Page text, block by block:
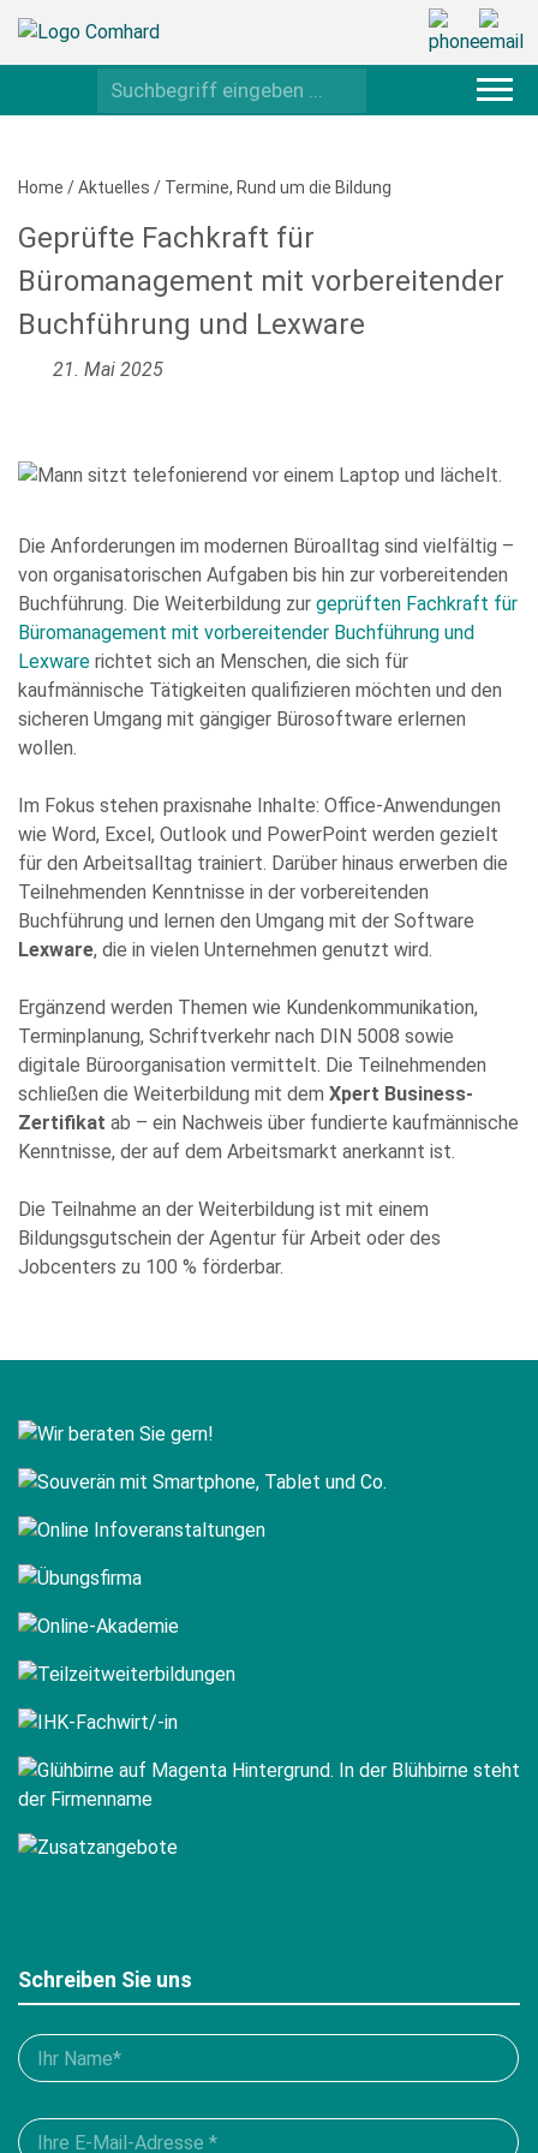
Home /Aktuelles / Termine, Rund um die Bildung
Geprüfte Fachkraft für
Büromanagement mit vorbereitender
Buchführung und Lexware
21. Mai 2025
Die Anforderungen im modernen Büroalltag sind vielfältig –
von organisatorischen Aufgaben bis hin zur vorbereitenden
Buchführung. Die Weiterbildung zur geprüften Fachkraft für
Büromanagement mit vorbereitender Buchführung und
Lexware richtet sich an Menschen, die sich für
kaufmännische Tätigkeiten qualifizieren möchten und den
sicheren Umgang mit gängiger Bürosoftware erlernen
wollen.
Im Fokus stehen praxisnahe Inhalte: Office-Anwendungen
wie Word, Excel, Outlook und PowerPoint werden gezielt
für den Arbeitsalltag trainiert. Darüber hinaus erwerben die
Teilnehmenden Kenntnisse in der vorbereitenden
Buchführung und lernen den Umgang mit der Software
Lexware, die in vielen Unternehmen genutzt wird.
Ergänzend werden Themen wie Kundenkommunikation,
Terminplanung, Schriftverkehr nach DIN 5008 sowie
digitale Büroorganisation vermittelt. Die Teilnehmenden
schließen die Weiterbildung mit dem Xpert Business-
Zertifikat ab – ein Nachweis über fundierte kaufmännische
Kenntnisse, der auf dem Arbeitsmarkt anerkannt ist.
Die Teilnahme an der Weiterbildung ist mit einem
Bildungsgutschein der Agentur für Arbeit oder des
Jobcenters zu 100 % förderbar.
Schreiben Sie uns
Bitte
Sie
Please
Bitte
füllen
Sie
alle
Pflichtfelder
aus.
Please
leave
this
empty.
Die Datenschutzerklärung habe ich zur Kenntnis genommen
meiner Angaben sowie Daten für den Zweck der Beantwortung
meiner Anfrage zu. Bitte beachten Sie: Diese Einwilligung
können Sie per E-Mail an info@comhard.de jederzeit für die
Zukunft widerrufen.
Diese Website ist durch reCAPTCHA geschützt und es gelten die
DatenschutzbestimmungenandNutzungsbedingungenvon
Google.